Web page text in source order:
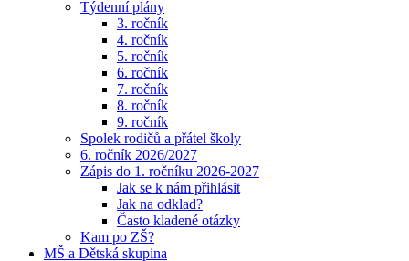
Týdenní plány
3. ročník
4. ročník
5. ročník
6. ročník
7. ročník
8. ročník
9. ročník
Spolek rodičů a přátel školy
6. ročník 2026/2027
Zápis do 1. ročníku 2026-2027
Jak se k nám přihlásit
Jak na odklad?
Často kladené otázky
Kam po ZŠ?
MŠ a Dětská skupina